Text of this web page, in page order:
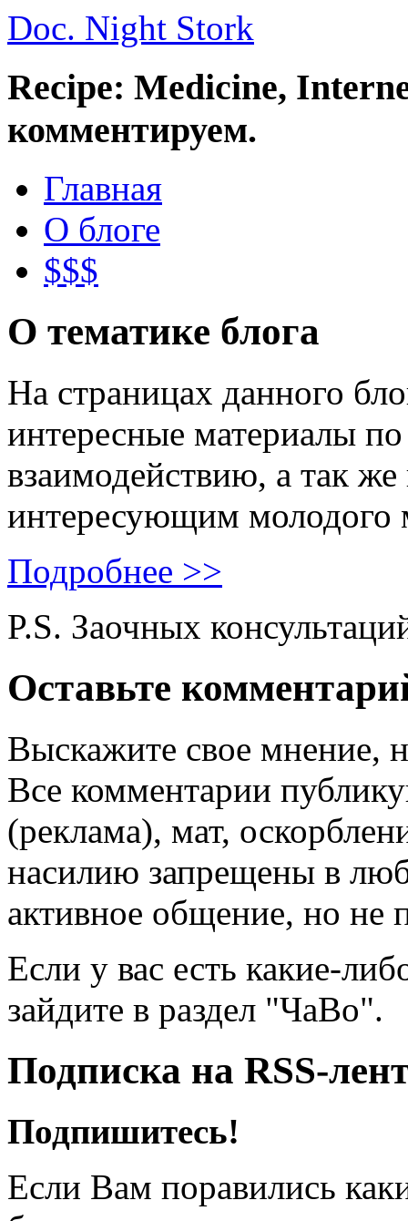
Doc. Night Stork
Recipe: Medicine,
комментируем.
Главная
О блоге
$$$
О тематике блога
На страницах данного
интересные материалы
взаимодействию, а так
интересующим молодого
Подробнее >>
P.S. Заочных
Оставьте
Выскажите свое мнение,
Все комментарии
(реклама), мат,
насилию запрещены в
активное общение, но не
Если у вас есть какие-
зайдите в раздел "ЧаВо".
Подписка на RSS-
Подпишитесь!
Если Вам поравились